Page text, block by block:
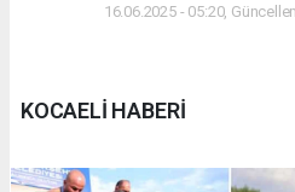
16.06.2025 - 05:20,
KOCAELİ HABERİ